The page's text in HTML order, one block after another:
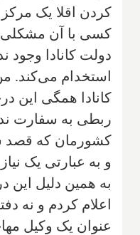
کردن اقلا یک
کسی با آن مشکلی
دولت کانادا وجود
استخدام می‌کند.
کانادا همگی این
ربطی به سفارت
کشورمان که قصد
و به عبارتی یک
به همین دلیل این
اعلام کردم و نه
عنوان یک وکیل